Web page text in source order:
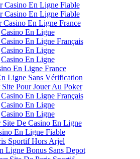
Casino En Ligne Fiable
Casino En Ligne Fiable
Casino En Ligne France
Casino En Ligne
En Ligne Français
Casino En Ligne
Casino En Ligne
En Ligne France
Ligne Sans Vérification
Pour Jouer Au Poker
En Ligne Français
Casino En Ligne
Casino En Ligne
De Casino En Ligne
En Ligne Fiable
Sportif Hors Arjel
Ligne Bonus Sans Depot